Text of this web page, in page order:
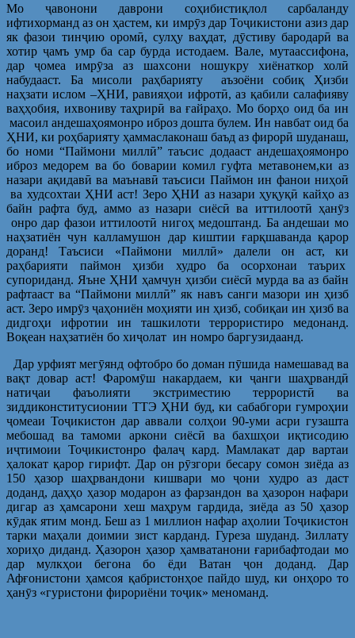
Мо ҷавонони даврони соҳибистиқлол сарбаланду
ифтихорманд аз он ҳастем, ки имрӯз дар Тоҷикистони азиз дар
як фазои тинҷию оромӣ, сулҳу ваҳдат, дӯстиву бародарӣ ва
хотир ҷамъ умр ба сар бурда истодаем. Вале, мутаассифона,
дар ҷомеа имрӯза аз шахсони ношукру хиёнаткор холӣ
набудааст. Ба мисоли раҳбарияту аъзоёни собиқ Ҳизби
наҳзати ислом –ҲНИ, равияҳои ифротӣ, аз қабили салафияву
ваҳҳобия, ихвониву таҳрирӣ ва ғайраҳо. Мо борҳо оид ба ин
масоил андешаҳоямонро иброз дошта булем. Ин навбат оид ба
ҲНИ, ки роҳбарияту ҳаммаслаконаш баъд аз фирорӣ шуданаш,
бо номи “Паймони миллӣ” таъсис додааст андешаҳоямонро
иброз медорем ва бо боварии комил гуфта метавонем,ки аз
назари ақидавӣ ва маънавӣ таъсиси Паймон ин фанои ниҳоӣ
ва худсохтаи ҲНИ аст! Зеро ҲНИ аз назари ҳуқуқӣ кайҳо аз
байн рафта буд, аммо аз назари сиёсӣ ва иттилоотӣ ҳанӯз
онро дар фазои иттилоотӣ нигоҳ медоштанд. Ба андешаи мо
наҳзатиён чун калламушон дар киштии ғарқшаванда қарор
доранд! Таъсиси «Паймони миллӣ» далели он аст, ки
раҳбарияти паймон ҳизби худро ба осорхонаи таърих
супориданд. Яъне ҲНИ ҳамчун ҳизби сиёсӣ мурда ва аз байн
рафтааст ва “Паймони миллӣ” як навъ санги мазори ин ҳизб
аст. Зеро имрӯз ҷаҳониён моҳияти ин ҳизб, собиқаи ин ҳизб ва
дидгоҳи ифротии ин ташкилоти террористиро медонанд.
Воқеан наҳзатиён бо хиҷолат ин номро баргузидаанд.
Дар урфият мегӯянд офтобро бо доман пӯшида намешавад ва
вақт довар аст! Фаромӯш накардаем, ки ҷанги шаҳрвандӣ
натиҷаи фаъолияти экстриместию террористӣ ва
зиддиконститусионии ТТЭ ҲНИ буд, ки сабабгори гумроҳии
ҷомеаи Тоҷикистон дар аввали солҳои 90-уми асри гузашта
мебошад ва тамоми аркони сиёсӣ ва бахшҳои иқтисодию
иҷтимоии Тоҷикистонро фалаҷ кард. Мамлакат дар вартаи
ҳалокат қарор гирифт. Дар он рӯзгори бесару сомон зиёда аз
150 ҳазор шаҳрвандони кишвари мо ҷони худро аз даст
доданд, даҳҳо ҳазор модарон аз фарзандон ва ҳазорон нафари
дигар аз ҳамсарони хеш маҳрум гардида, зиёда аз 50 ҳазор
кӯдак ятим монд. Беш аз 1 миллион нафар аҳолии Тоҷикистон
тарки маҳали доимии зист карданд. Гуреза шуданд. Зиллату
хориҳо диданд. Ҳазорон ҳазор ҳамватанони ғарибафтодаи мо
дар мулкҳои бегона бо ёди Ватан ҷон доданд. Дар
Афғонистони ҳамсоя қабристонҳое пайдо шуд, ки онҳоро то
ҳанӯз «гуристони фирориёни тоҷик» меноманд.